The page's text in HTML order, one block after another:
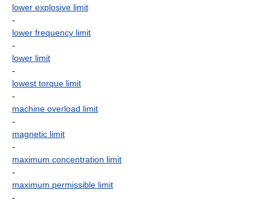
lower explosive limit
-
lower frequency limit
-
lower limit
-
lowest torque limit
-
machine overload limit
-
magnetic limit
-
maximum concentration limit
-
maximum permissible limit
-